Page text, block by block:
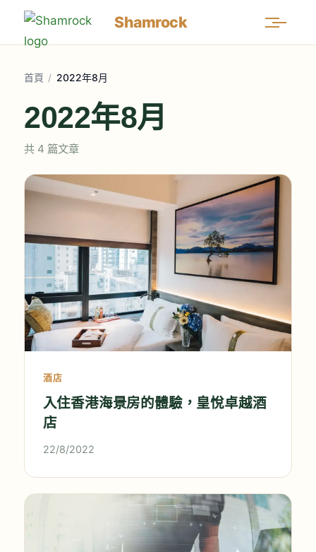
Shamrock
首頁 / 2022年8月
2022年8月
共 4 篇文章
酒店
入住香港海景房的體驗，皇悅卓越酒
店
22/8/2022